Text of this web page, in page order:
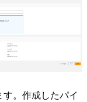
。作成したパイ